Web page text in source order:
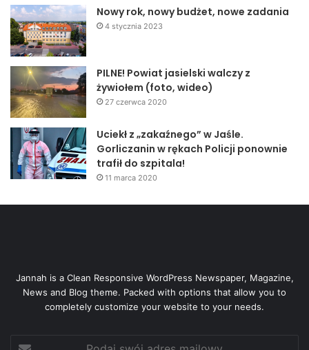
Nowy rok, nowy budżet, nowe zadania
4 stycznia 2023
PILNE! Powiat jasielski walczy z
żywiołem (foto, wideo)
27 czerwca 2020
Uciekł z „zakaźnego” w Jaśle.
Gorliczanin w rękach Policji ponownie
trafił do szpitala!
11 marca 2020
Jannah is a Clean Responsive WordPress Newspaper, Magazine,
News and Blog theme. Packed with options that allow you to
completely customize your website to your needs.